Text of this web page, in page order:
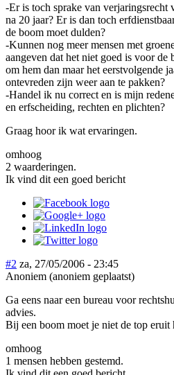
-Er is toch sprake van verjaringsrecht
na 20 jaar? Er is dan toch
de boom moet dulden?
-Kunnen nog meer mensen met
aangeven dat het niet goed is voor de
om hem dan maar het eerstvolgende
ontevreden zijn weer aan te pakken?
-Handel ik nu correct en is mijn
en erfscheiding, rechten en plichten?
Graag hoor ik wat ervaringen.
omhoog
2 waarderingen.
Ik vind dit een goed bericht
#2 za, 27/05/2006 - 23:45
Anoniem (anoniem geplaatst)
Ga eens naar een bureau voor
advies.
Bij een boom moet je niet de top
omhoog
1 mensen hebben gestemd.